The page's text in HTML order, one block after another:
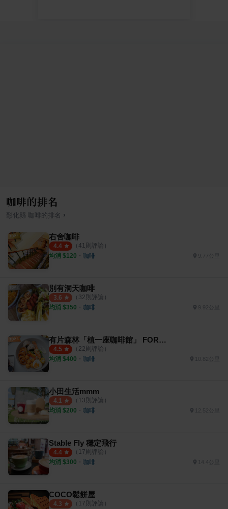
咖啡的排名
彰化縣 咖啡 的排名 ›
右舍咖啡
4.4 （ 41 則評論）
均消 $120 ・ 咖啡
別有洞天咖啡
3.6 （ 32則評論）
均消 $350 ・ 咖啡
有片森林「植一座咖啡館」 FOREST ROASTING
4.5 （ 22則評論）
均消 $400 ・ 咖啡
小田生活mmm
4.1 （ 13則評論）
均消 $200 ・ 咖啡 12.52公里
Stable Fly 穩定飛行
4.4 （ 17則評論）
均消 $300 ・ 咖啡 14.4公里
COCO鬆餅屋
4.3 （ 17則評論）